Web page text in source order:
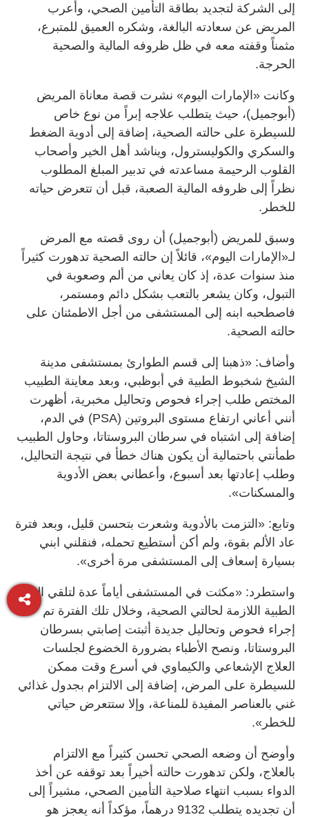
إلى الشركة لتجديد بطاقة التأمين الصحي، وأعرب
المريض عن سعادته البالغة، وشكره العميق للمتبرع،
مثمناً وقفته معه في ظل ظروفه المالية والصحية
الحرجة.
وكانت «الإمارات اليوم» نشرت قصة معاناة المريض
(أبوجميل)، حيث يتطلب علاجه إبراً من نوع خاص
للسيطرة على حالته الصحية، إضافة إلى أدوية الضغط
والسكري والكوليسترول، ويناشد أهل الخير وأصحاب
القلوب الرحيمة مساعدته في تدبير المبلغ المطلوب
نظراً إلى ظروفه المالية الصعبة، قبل أن تتعرض حياته
للخطر.
وسبق للمريض (أبوجميل) أن روى قصته مع المرض
لـ«الإمارات اليوم»، قائلاً إن حالته الصحية تدهورت كثيراً
منذ سنوات عدة، إذ كان يعاني من ألم وصعوبة في
التبول، وكان يشعر بالتعب بشكل دائم ومستمر،
فاصطحبه ابنه إلى المستشفى من أجل الاطمئنان على
حالته الصحية.
وأضاف: «ذهبنا إلى قسم الطوارئ بمستشفى مدينة
الشيخ شخبوط الطبية في أبوظبي، وبعد معاينة الطبيب
المختص طلب إجراء فحوص وتحاليل مخبرية، أظهرت
أنني أعاني ارتفاع مستوى البروتين (PSA) في الدم،
إضافة إلى اشتباه في سرطان البروستاتا، وحاول الطبيب
طمأنتي باحتمالية أن يكون هناك خطأ في نتيجة التحاليل،
وطلب إعادتها بعد أسبوع، وأعطاني بعض الأدوية
والمسكنات».
وتابع: «التزمت بالأدوية وشعرت بتحسن قليل، وبعد فترة
عاد الألم بقوة، ولم أكن أستطيع تحمله، فنقلني ابني
بسيارة إسعاف إلى المستشفى مرة أخرى».
واستطرد: «مكثت في المستشفى أياماً عدة لتلقي العناية
الطبية اللازمة لحالتي الصحية، وخلال تلك الفترة تم
إجراء فحوص وتحاليل جديدة أثبتت إصابتي بسرطان
البروستاتا، ونصح الأطباء بضرورة الخضوع لجلسات
العلاج الإشعاعي والكيماوي في أسرع وقت ممكن
للسيطرة على المرض، إضافة إلى الالتزام بجدول غذائي
غني بالعناصر المفيدة للمناعة، وإلا ستتعرض حياتي
للخطر».
وأوضح أن وضعه الصحي تحسن كثيراً مع الالتزام
بالعلاج، ولكن تدهورت حالته أخيراً بعد توقفه عن أخذ
الدواء بسبب انتهاء صلاحية التأمين الصحي، مشيراً إلى
أن تجديده يتطلب 9132 درهماً، مؤكداً أنه يعجز هو